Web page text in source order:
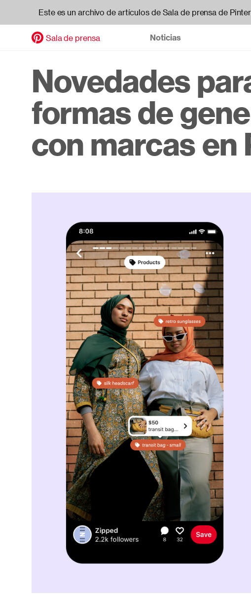
Este es un archivo de artículos de Sala de prensa de
contenido
principal
Sala de prensa
Header
Noticias
Novedades
formas de
con marcas en